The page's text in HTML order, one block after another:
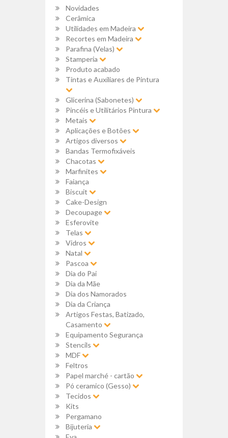
Novidades
Cerâmica
Utilidades em Madeira
Recortes em Madeira
Parafina (Velas)
Stamperia
Produto acabado
Tintas e Auxiliares de Pintura
Glicerina (Sabonetes)
Pincéis e Utilitários Pintura
Metais
Aplicações e Botões
Artigos diversos
Bandas Termofixáveis
Chacotas
Marfinites
Faiança
Biscuit
Cake-Design
Decoupage
Esferovite
Telas
Vidros
Natal
Pascoa
Dia do Pai
Dia da Mãe
Dia dos Namorados
Dia da Criança
Artigos Festas, Batizado,
Casamento
Equipamento Segurança
Stencils
MDF
Feltros
Papel marché - cartão
Pó ceramico (Gesso)
Tecidos
Kits
Pergamano
Bijuteria